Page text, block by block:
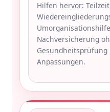
Hilfen hervor:
Nachversicherung
Anpassungen.